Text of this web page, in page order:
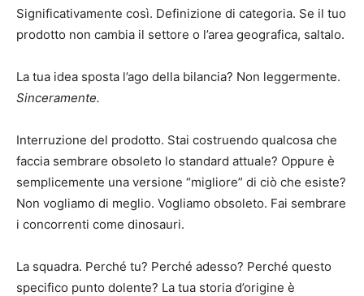
Significativamente così. Definizione di categoria. Se il tuo
prodotto non cambia il settore o l’area geografica, saltalo.
La tua idea sposta l’ago della bilancia? Non leggermente.
Sinceramente.
Interruzione del prodotto. Stai costruendo qualcosa che
faccia sembrare obsoleto lo standard attuale? Oppure è
semplicemente una versione “migliore” di ciò che esiste?
Non vogliamo di meglio. Vogliamo obsoleto. Fai sembrare
i concorrenti come dinosauri.
La squadra. Perché tu? Perché adesso? Perché questo
specifico punto dolente? La tua storia d’origine è